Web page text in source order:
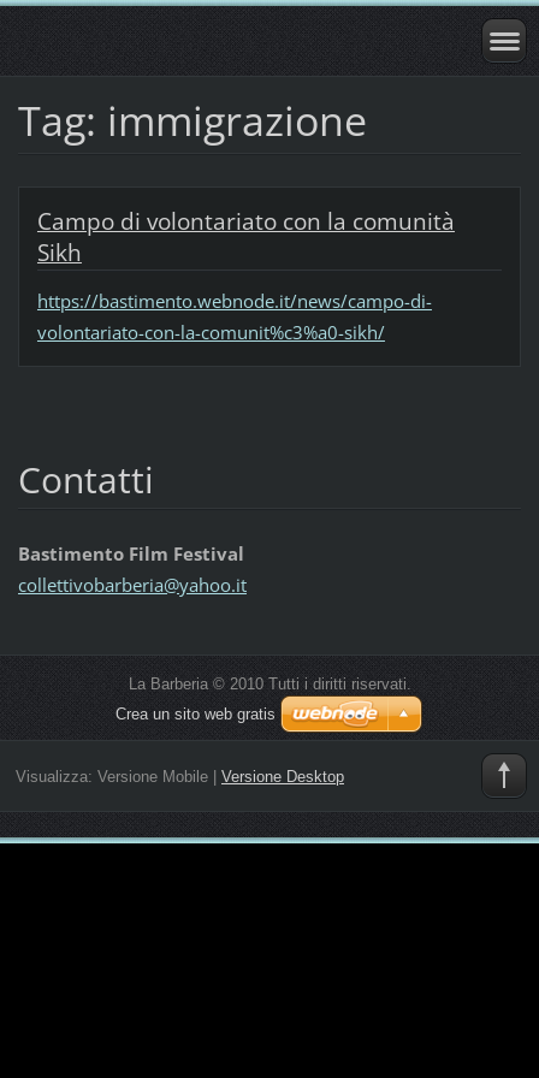
Tag: immigrazione
Campo di volontariato con la comunità
Sikh
https://bastimento.webnode.it/news/campo-di-
volontariato-con-la-comunit%c3%a0-sikh/
Contatti
Bastimento Film Festival
collettivobarberia@yahoo.it
La Barberia © 2010 Tutti i diritti riservati.
Crea un sito web gratis
Visualizza: Versione Mobile| Versione Desktop